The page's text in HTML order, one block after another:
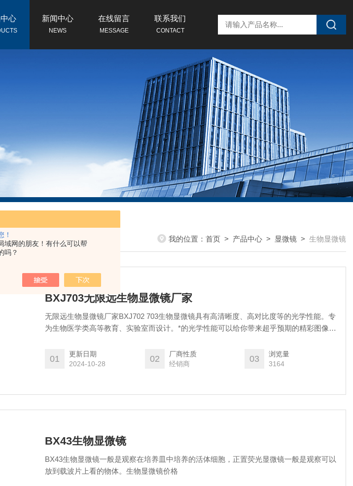
！
域网的朋友！有什么可以帮
吗？
心 新闻中心
NEWS
在线留言
MESSAGE
联系我们
CONTACT
我的位置： 首页 > 产品中心 > 显微镜 > 生物显微镜
BXJ703无限远生物显微镜厂家
无限远生物显微镜厂家BXJ702 703生物显微镜具有高清晰度、高对比度等的光学性能。专
为生物医学类高等教育、实验室而设计。*的光学性能可以给你带来超乎预期的精彩图像。
01
更新日期
2024-10-28
02
厂商性质
经销商
03
浏览量
3164
BX43生物显微镜
BX43生物显微镜一般是观察在培养皿中培养的活体细胞，正置荧光显微镜一般是观察可以
放到载波片上看的物体。生物显微镜价格